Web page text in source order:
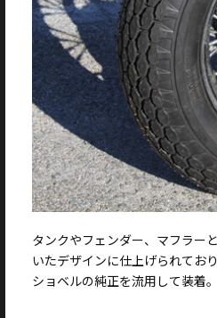
タンクやフェンダー、マフラー
いたデザインに仕上げられてお
ショベルの純正を流用して装着